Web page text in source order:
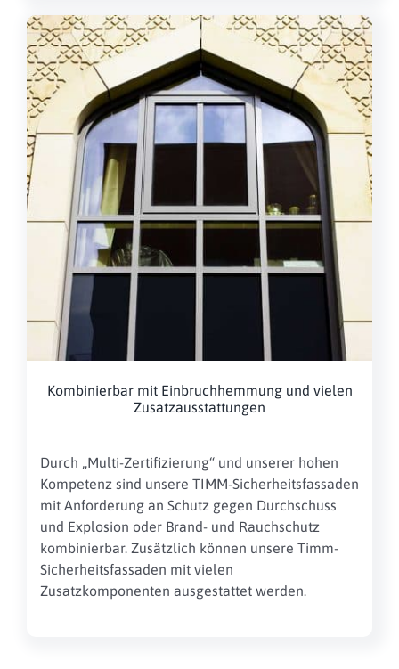
Kombinierbar mit Einbruchhemmung und vielen
Zusatzausstattungen
Durch „Multi-Zertifizierung“ und unserer hohen
Kompetenz sind unsere TIMM-Sicherheitsfassaden
mit Anforderung an Schutz gegen Durchschuss
und Explosion oder Brand- und Rauchschutz
kombinierbar. Zusätzlich können unsere Timm-
Sicherheitsfassaden mit vielen
Zusatzkomponenten ausgestattet werden.